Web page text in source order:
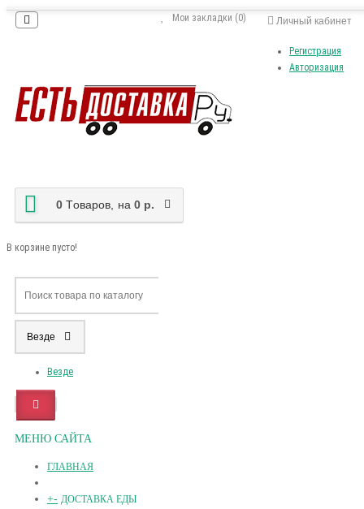
Личный кабинет
Регистрация
Авторизация
Мои закладки (0)
0 Tоваров, на 0 р.
В корзине пусто!
Везде
Везде
МЕНЮ САЙТА
ГЛАВНАЯ
+- ДОСТАВКА ЕДЫ